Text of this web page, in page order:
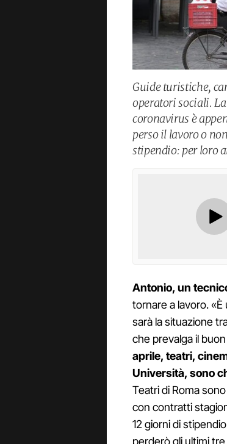
Guide turistiche,
operatori sociali.
coronavirus è
perso il lavoro o
stipendio: per loro
Antonio, un
tornare a lavoro.
sarà la situazione
che prevalga il
aprile, teatri,
Università, sono
Teatri di Roma
con contratti
12 giorni di
perderò gli ultimi